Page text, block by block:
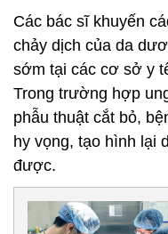
Các bác sĩ khuyến
chảy dịch của da
sớm tại các cơ sở y
Trong trường hợp
phẫu thuật cắt bỏ,
hy vọng, tạo hình lại
được.